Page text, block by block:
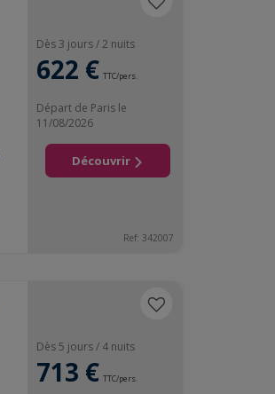
Dès 3 jours / 2 nuits
622 € TTC/pers.
Départ de Paris le
11/08/2026
Découvrir
Ref: 342007
Dès 5 jours / 4 nuits
713 € TTC/pers.